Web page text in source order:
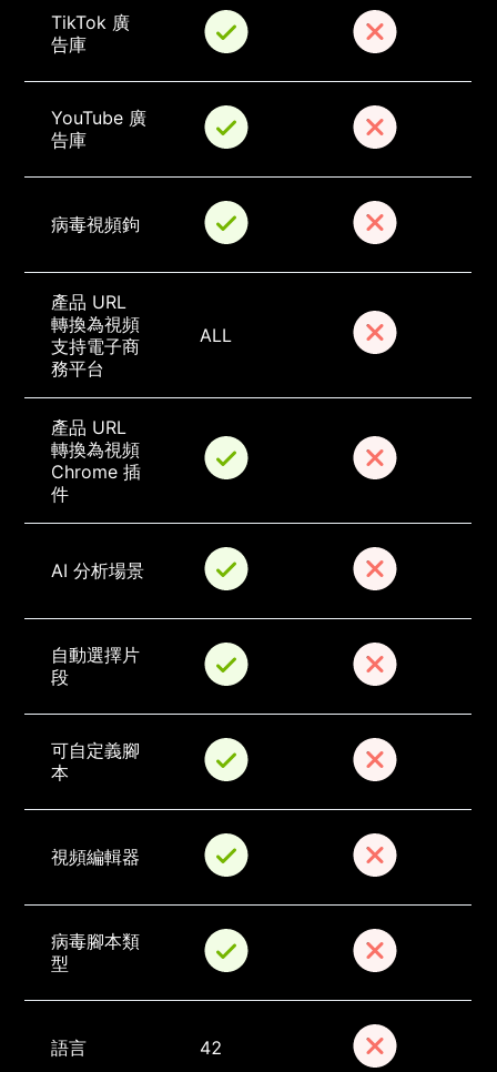
TikTok 廣
告庫
YouTube 廣
告庫
病毒視頻鉤
產品 URL
轉換為視頻
支持電子商
務平台
ALL
產品 URL
轉換為視頻
Chrome 插
件
AI 分析場景
自動選擇片
段
可自定義腳
本
視頻編輯器
病毒腳本類
型
語言 42